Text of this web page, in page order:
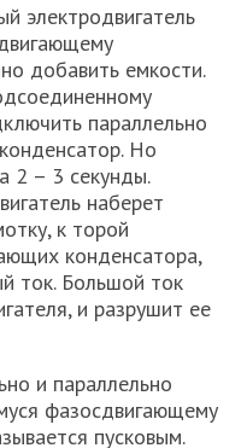
электродвигатель
добавить емкости.
параллельно
Но
2 – 3 секунды.
наберет
к торой
конденсатора,
ток. Большой ток
и разрушит ее
и параллельно
фазосдвигающему
пусковым.